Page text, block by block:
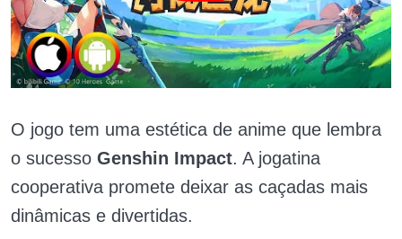
O jogo tem uma estética de anime que lembra
o sucesso Genshin Impact. A jogatina
cooperativa promete deixar as caçadas mais
dinâmicas e divertidas.